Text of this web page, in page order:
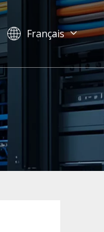
Français
Español
Português
Bahasa indonesia